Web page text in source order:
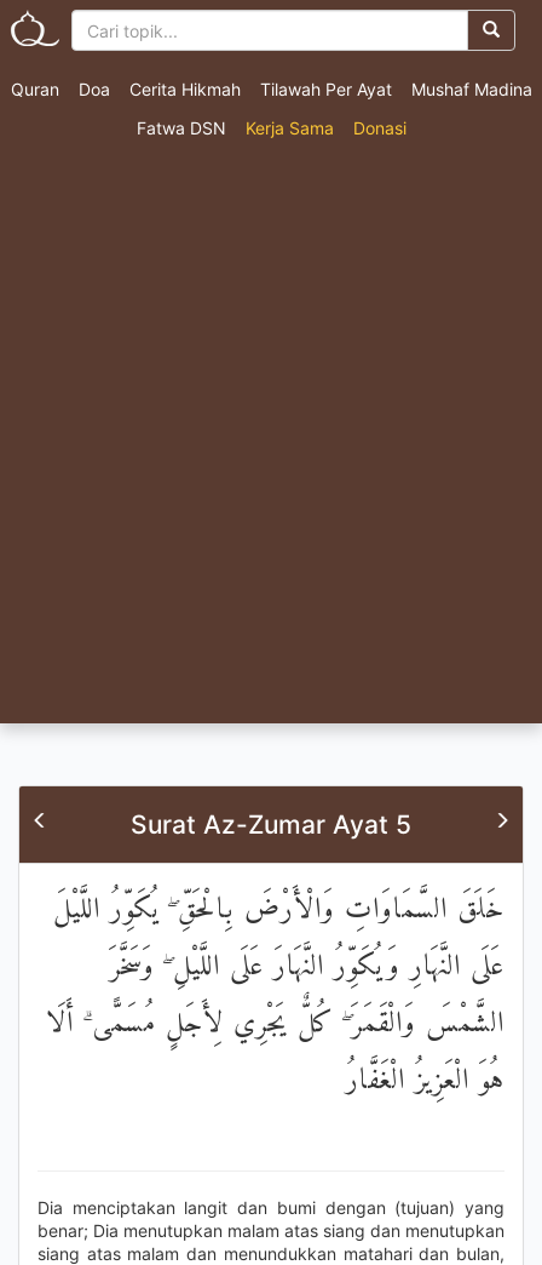
Quran Doa Cerita Hikmah Tilawah Per Ayat
Mushaf Madina
Fatwa DSN
Kerja Sama Donasi
Surat Az-Zumar Ayat 5
خَلَقَ السَّمَاوَاتِ وَالْأَرْضَ بِالْحَقِّ ۖ يُكَوِّرُ اللَّيْلَ
عَلَى النَّهَارِ وَيُكَوِّرُ النَّهَارَ عَلَى اللَّيْلِ ۖ وَسَخَّرَ
الشَّمْسَ وَالْقَمَرَ ۖ كُلٌّ يَجْرِي لِأَجَلٍ مُسَمًّى ۗ أَلَا
هُوَ الْعَزِيزُ الْغَفَّارُ
Dia menciptakan langit dan bumi dengan (tujuan) yang
benar; Dia menutupkan malam atas siang dan menutupkan
siang atas malam dan menundukkan matahari dan bulan,